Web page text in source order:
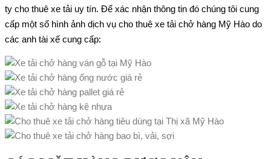
ty cho thuê xe tải uy tín. Để xác nhận thông tin đó chúng tôi cung
cấp một số hình ảnh dịch vụ cho thuê xe tải chở hàng Mỹ Hào do
các anh tài xế cung cấp: